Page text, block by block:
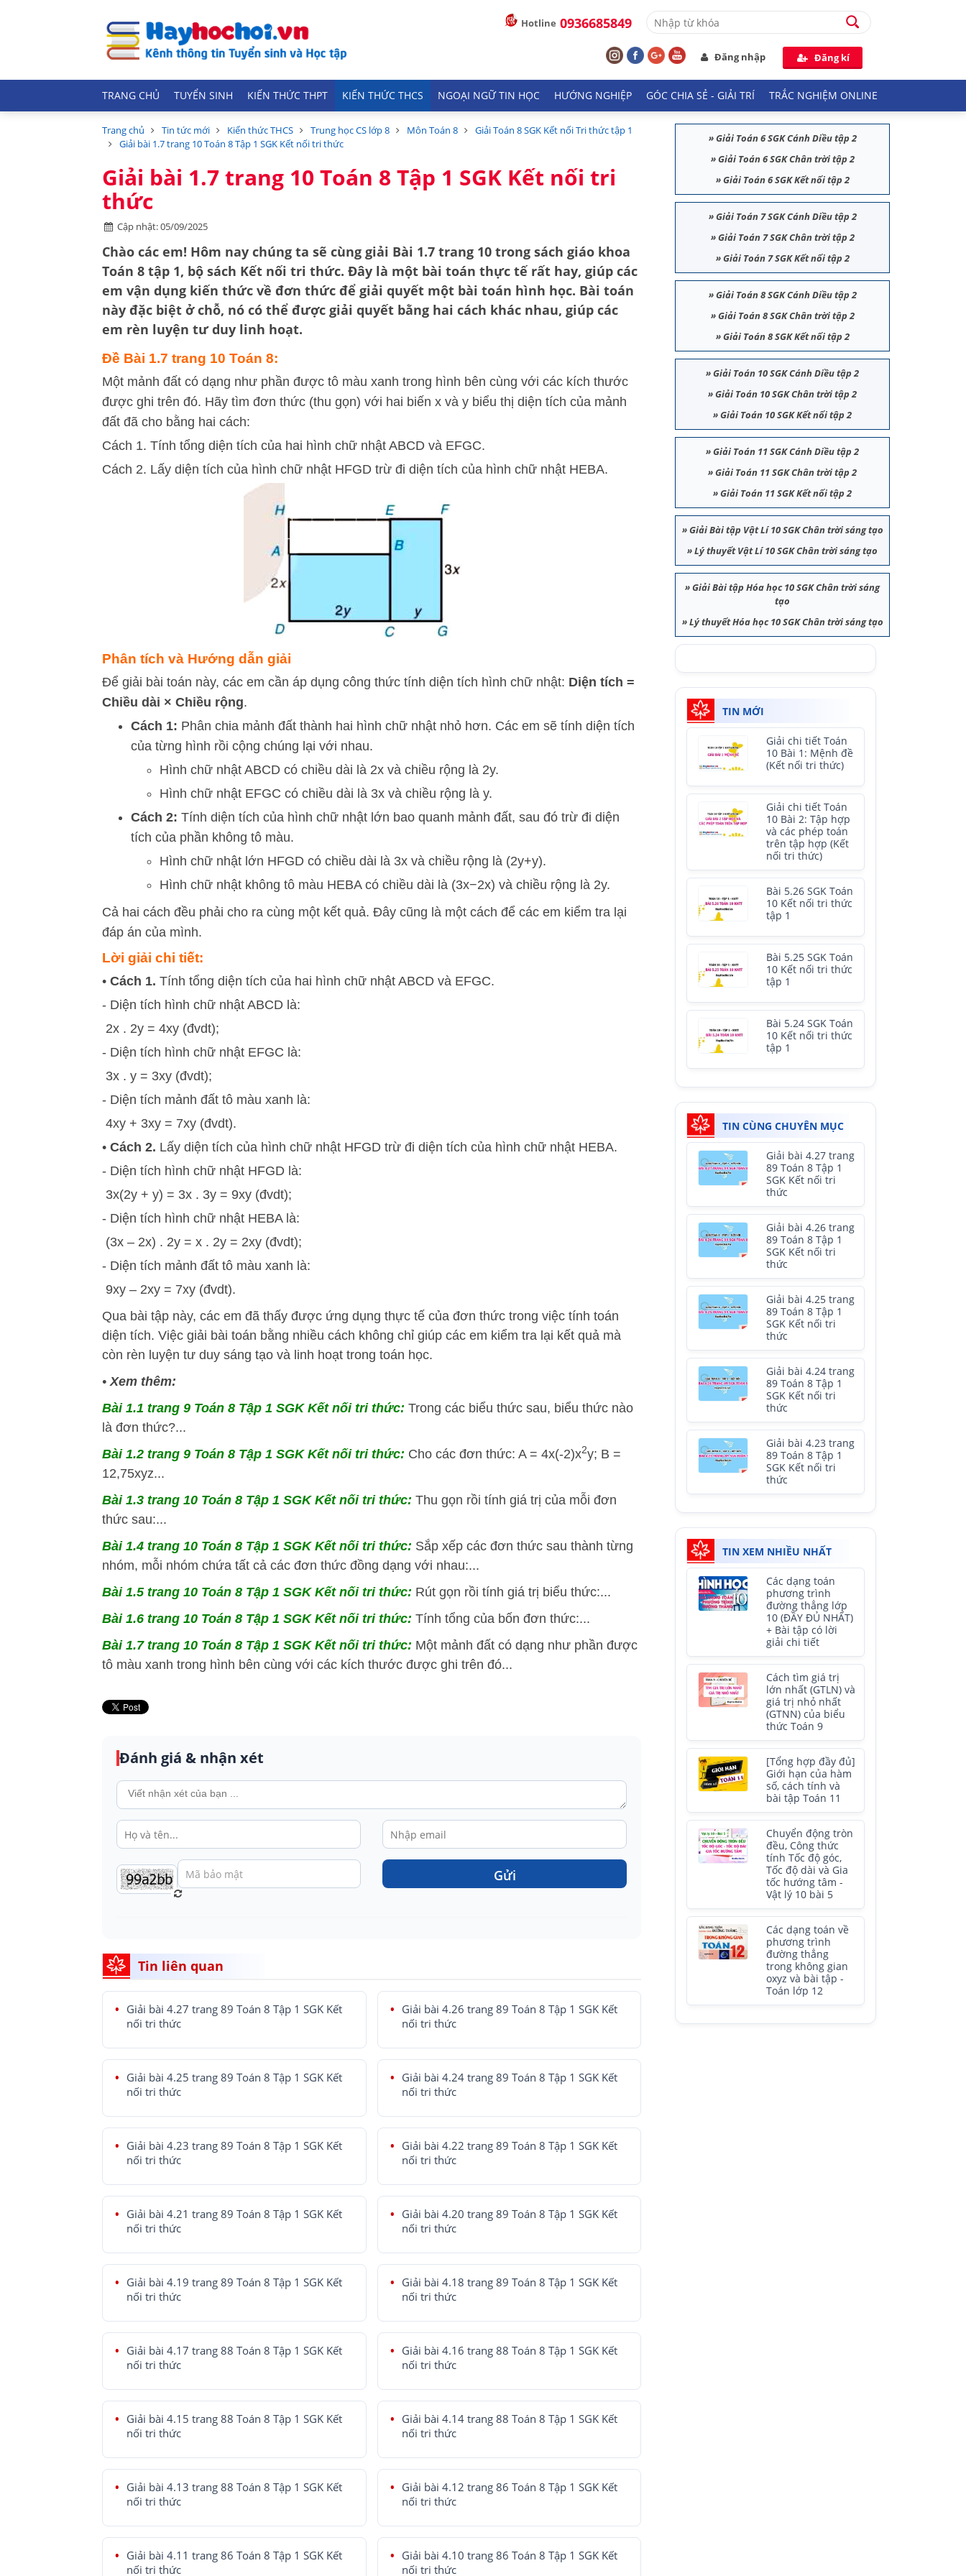
Hotline 0936685849
Đăng nhập Đăng kí
TRANG CHỦ TUYỂN SINH KIẾN THỨC THPT KIẾN THỨC THCS NGOẠI NGỮ TIN HỌC HƯỚNG NGHIỆP GÓC CHIA SẺ - GIẢI TRÍ TRẮC NGHIỆM ONLINE
Trang chủ Tin tức mới Kiến thức THCS Trung học CS lớp 8 Môn Toán 8
Giải Toán 8 SGK Kết nối Tri thức tập 1
Giải bài 1.7 trang 10 Toán 8 Tập 1 SGK Kết nối tri thức
Giải bài 1.7 trang 10 Toán 8 Tập 1 SGK Kết nối tri
thức
Cập nhật: 05/09/2025
Chào các em! Hôm nay chúng ta sẽ cùng giải Bài 1.7 trang 10 trong sách giáo khoa
Toán 8 tập 1, bộ sách Kết nối tri thức. Đây là một bài toán thực tế rất hay, giúp các
em vận dụng kiến thức về đơn thức để giải quyết một bài toán hình học. Bài toán
này đặc biệt ở chỗ, nó có thể được giải quyết bằng hai cách khác nhau, giúp các
em rèn luyện tư duy linh hoạt.
Đề Bài 1.7 trang 10 Toán 8:
Một mảnh đất có dạng như phần được tô màu xanh trong hình bên cùng với các kích thước
được ghi trên đó. Hãy tìm đơn thức (thu gọn) với hai biến x và y biểu thị diện tích của mảnh
đất đã cho bằng hai cách:
Cách 1. Tính tổng diện tích của hai hình chữ nhật ABCD và EFGC.
Cách 2. Lấy diện tích của hình chữ nhật HFGD trừ đi diện tích của hình chữ nhật HEBA.
Phân tích và Hướng dẫn giải
Để giải bài toán này, các em cần áp dụng công thức tính diện tích hình chữ nhật: Diện tích =
Chiều dài × Chiều rộng.
Cách 1: Phân chia mảnh đất thành hai hình chữ nhật nhỏ hơn. Các em sẽ tính diện tích
của từng hình rồi cộng chúng lại với nhau.
Hình chữ nhật ABCD có chiều dài là 2x và chiều rộng là 2y.
Hình chữ nhật EFGC có chiều dài là 3x và chiều rộng là y.
Cách 2: Tính diện tích của hình chữ nhật lớn bao quanh mảnh đất, sau đó trừ đi diện
tích của phần không tô màu.
Hình chữ nhật lớn HFGD có chiều dài là 3x và chiều rộng là (2y+y).
Hình chữ nhật không tô màu HEBA có chiều dài là (3x−2x) và chiều rộng là 2y.
Cả hai cách đều phải cho ra cùng một kết quả. Đây cũng là một cách để các em kiểm tra lại
đáp án của mình.
Lời giải chi tiết:
• Cách 1. Tính tổng diện tích của hai hình chữ nhật ABCD và EFGC.
- Diện tích hình chữ nhật ABCD là:
2x . 2y = 4xy (đvdt);
- Diện tích hình chữ nhật EFGC là:
3x . y = 3xy (đvdt);
- Diện tích mảnh đất tô màu xanh là:
4xy + 3xy = 7xy (đvdt).
• Cách 2. Lấy diện tích của hình chữ nhật HFGD trừ đi diện tích của hình chữ nhật HEBA.
- Diện tích hình chữ nhật HFGD là:
3x(2y + y) = 3x . 3y = 9xy (đvdt);
- Diện tích hình chữ nhật HEBA là:
(3x – 2x) . 2y = x . 2y = 2xy (đvdt);
- Diện tích mảnh đất tô màu xanh là:
9xy – 2xy = 7xy (đvdt).
Qua bài tập này, các em đã thấy được ứng dụng thực tế của đơn thức trong việc tính toán
diện tích. Việc giải bài toán bằng nhiều cách không chỉ giúp các em kiểm tra lại kết quả mà
còn rèn luyện tư duy sáng tạo và linh hoạt trong toán học.
•Xem thêm:
Bài 1.1 trang 9 Toán 8 Tập 1 SGK Kết nối tri thức: Trong các biểu thức sau, biểu thức nào
là đơn thức?...
Bài 1.2 trang 9 Toán 8 Tập 1 SGK Kết nối tri thức: Cho các đơn thức: A = 4x(-2)x2y; B =
12,75xyz...
Bài 1.3 trang 10 Toán 8 Tập 1 SGK Kết nối tri thức: Thu gọn rồi tính giá trị của mỗi đơn
thức sau:...
Bài 1.4 trang 10 Toán 8 Tập 1 SGK Kết nối tri thức: Sắp xếp các đơn thức sau thành từng
nhóm, mỗi nhóm chứa tất cả các đơn thức đồng dạng với nhau:...
Bài 1.5 trang 10 Toán 8 Tập 1 SGK Kết nối tri thức: Rút gọn rồi tính giá trị biểu thức:...
Bài 1.6 trang 10 Toán 8 Tập 1 SGK Kết nối tri thức: Tính tổng của bốn đơn thức:...
Bài 1.7 trang 10 Toán 8 Tập 1 SGK Kết nối tri thức: Một mảnh đất có dạng như phần được
tô màu xanh trong hình bên cùng với các kích thước được ghi trên đó...
Đánh giá & nhận xét
Gửi
Tin liên quan
Giải bài 4.27 trang 89 Toán 8 Tập 1 SGK Kết
nối tri thức
Giải bài 4.26 trang 89 Toán 8 Tập 1 SGK Kết
nối tri thức
Giải bài 4.25 trang 89 Toán 8 Tập 1 SGK Kết
nối tri thức
Giải bài 4.24 trang 89 Toán 8 Tập 1 SGK Kết
nối tri thức
Giải bài 4.23 trang 89 Toán 8 Tập 1 SGK Kết
nối tri thức
Giải bài 4.22 trang 89 Toán 8 Tập 1 SGK Kết
nối tri thức
Giải bài 4.21 trang 89 Toán 8 Tập 1 SGK Kết
nối tri thức
Giải bài 4.20 trang 89 Toán 8 Tập 1 SGK Kết
nối tri thức
Giải bài 4.19 trang 89 Toán 8 Tập 1 SGK Kết
nối tri thức
Giải bài 4.18 trang 89 Toán 8 Tập 1 SGK Kết
nối tri thức
Giải bài 4.17 trang 88 Toán 8 Tập 1 SGK Kết
nối tri thức
Giải bài 4.16 trang 88 Toán 8 Tập 1 SGK Kết
nối tri thức
Giải bài 4.15 trang 88 Toán 8 Tập 1 SGK Kết
nối tri thức
Giải bài 4.14 trang 88 Toán 8 Tập 1 SGK Kết
nối tri thức
Giải bài 4.13 trang 88 Toán 8 Tập 1 SGK Kết
nối tri thức
Giải bài 4.12 trang 86 Toán 8 Tập 1 SGK Kết
nối tri thức
Giải bài 4.11 trang 86 Toán 8 Tập 1 SGK Kết
nối tri thức
Giải bài 4.10 trang 86 Toán 8 Tập 1 SGK Kết
nối tri thức
»Giải Toán 6 SGK Cánh Diều tập 2
»Giải Toán 6 SGK Chân trời tập 2
»Giải Toán 6 SGK Kết nối tập 2
»Giải Toán 7 SGK Cánh Diều tập 2
»Giải Toán 7 SGK Chân trời tập 2
»Giải Toán 7 SGK Kết nối tập 2
»Giải Toán 8 SGK Cánh Diều tập 2
»Giải Toán 8 SGK Chân trời tập 2
»Giải Toán 8 SGK Kết nối tập 2
»Giải Toán 10 SGK Cánh Diều tập 2
»Giải Toán 10 SGK Chân trời tập 2
»Giải Toán 10 SGK Kết nối tập 2
»Giải Toán 11 SGK Cánh Diều tập 2
»Giải Toán 11 SGK Chân trời tập 2
»Giải Toán 11 SGK Kết nối tập 2
»Giải Bài tập Vật Lí 10 SGK Chân trời sáng tạo
»Lý thuyết Vật Lí 10 SGK Chân trời sáng tạo
»Giải Bài tập Hóa học 10 SGK Chân trời sáng
tạo
»Lý thuyết Hóa học 10 SGK Chân trời sáng tạo
TIN MỚI
Giải chi tiết Toán
10 Bài 1: Mệnh đề
(Kết nối tri thức)
Giải chi tiết Toán
10 Bài 2: Tập hợp
và các phép toán
trên tập hợp (Kết
nối tri thức)
Bài 5.26 SGK Toán
10 Kết nối tri thức
tập 1
Bài 5.25 SGK Toán
10 Kết nối tri thức
tập 1
Bài 5.24 SGK Toán
10 Kết nối tri thức
tập 1
TIN CÙNG CHUYÊN MỤC
Giải bài 4.27 trang
89 Toán 8 Tập 1
SGK Kết nối tri
thức
Giải bài 4.26 trang
89 Toán 8 Tập 1
SGK Kết nối tri
thức
Giải bài 4.25 trang
89 Toán 8 Tập 1
SGK Kết nối tri
thức
Giải bài 4.24 trang
89 Toán 8 Tập 1
SGK Kết nối tri
thức
Giải bài 4.23 trang
89 Toán 8 Tập 1
SGK Kết nối tri
thức
TIN XEM NHIỀU NHẤT
Các dạng toán
phương trình
đường thẳng lớp
10 (ĐẦY ĐỦ NHẤT)
+ Bài tập có lời
giải chi tiết
Cách tìm giá trị
lớn nhất (GTLN) và
giá trị nhỏ nhất
(GTNN) của biểu
thức Toán 9
[Tổng hợp đầy đủ]
Giới hạn của hàm
số, cách tính và
bài tập Toán 11
Chuyển động tròn
đều, Công thức
tính Tốc độ góc,
Tốc độ dài và Gia
tốc hướng tâm -
Vật lý 10 bài 5
Các dạng toán về
phương trình
đường thẳng
trong không gian
oxyz và bài tập -
Toán lớp 12